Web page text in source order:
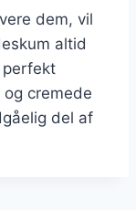
dem, vil
altid
cremede
del af